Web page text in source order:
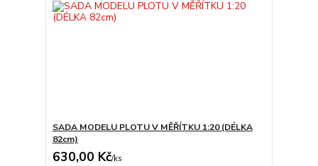
SADA MODELU PLOTU V MĚŘÍTKU 1:20 (DÉLKA
82cm)
630,00 Kč/ks